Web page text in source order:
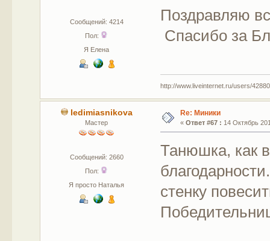
Сообщений: 4214
Пол:
Я Елена
Поздравляю
Спасибо за
http://www.liveinternet.ru/users/
ledimiasnikova
Мастер
Сообщений: 2660
Пол:
Я просто Наталья
Re: Миники
« Ответ #67 : 14 Октябрь
Танюшка, как
стенку